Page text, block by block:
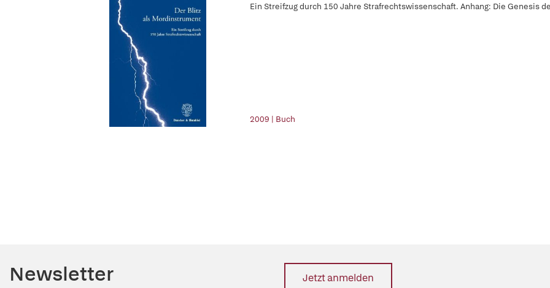
Ein Streifzug durch 150 Jahre Strafrechtswissenschaft. Anhang: Die Genesis
2009 | Buch
Newsletter Jetzt anmelden